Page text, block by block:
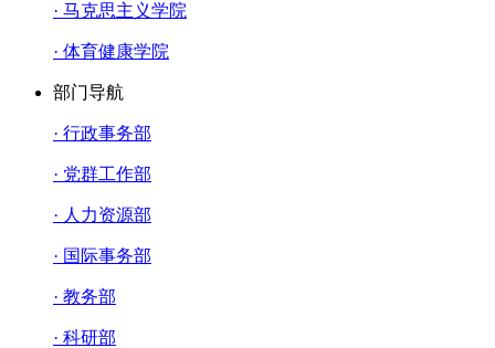
· 马克思主义学院
· 体育健康学院
部门导航
· 行政事务部
· 党群工作部
· 人力资源部
· 国际事务部
· 教务部
· 科研部